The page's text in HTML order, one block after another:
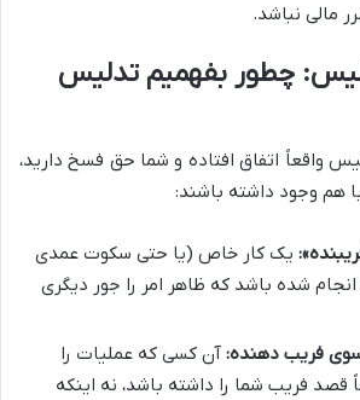
مالی نباشد.
چطور بفهمیم تدلیس
واقعاً اتفاق افتاده و شما حق فسخ دارید،
هم وجود داشته باشند:
یک کار خاص (یا حتی سکوت عمدی
شده باشد که ظاهر امر را جور دیگری
فریب دهنده: آن کسی که عملیات را
قصد فریب شما را داشته باشد، نه اینکه